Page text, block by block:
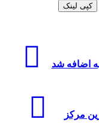
کپی لینک
اضافه شد
مرکز